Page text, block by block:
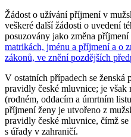
Žádost o užívání příjmení v
veškeré další žádosti o uvedení
posuzovány jako změna příjmení
matrikách, jménu a příjmení a o
zákonů, ve znění pozdějších
V ostatních případech se ženská
pravidly české mluvnice; je však
(rodném, oddacím a úmrtním
příjmení ženy je utvořeno z
pravidly české mluvnice, čímž
s úřady v zahraničí.